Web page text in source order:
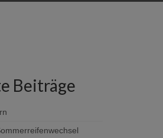
Beiträge